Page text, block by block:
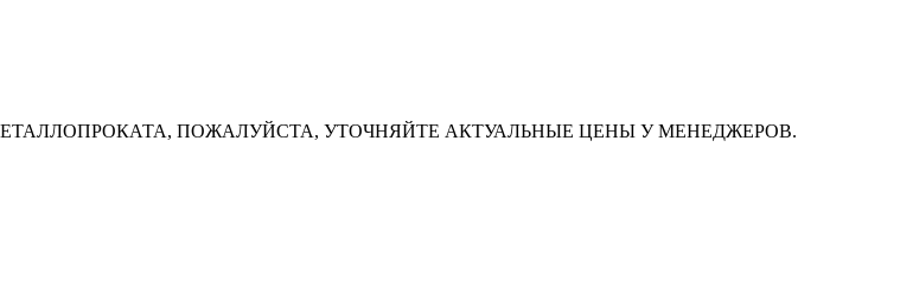
ПОЖАЛУЙСТА, УТОЧНЯЙТЕ АКТУАЛЬНЫЕ ЦЕНЫ У МЕНЕДЖЕРОВ.